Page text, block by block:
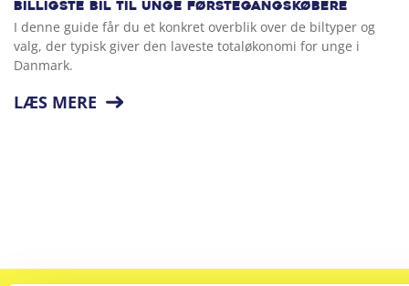
Billigste bil til unge førstegangskøbere
I denne guide får du et konkret overblik over de biltyper og
valg, der typisk giver den laveste totaløkonomi for unge i
Danmark.
LÆS MERE